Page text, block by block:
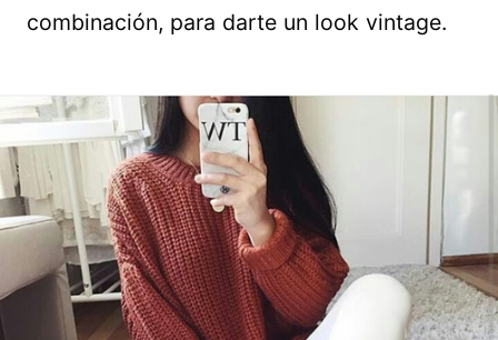
combinación, para darte un look vintage.